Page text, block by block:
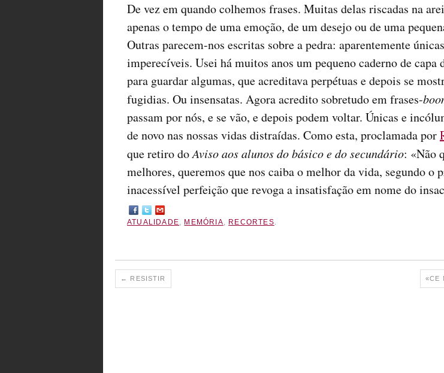
De vez em quando colhemos frases. Muitas delas riscadas na
apenas o tempo de uma emoção, de um desejo ou de uma
Outras parecem-nos escritas sobre a pedra: aparentemente
imperecíveis. Usei há muitos anos um pequeno caderno de capa
para guardar algumas, que acreditava perpétuas e depois se
fugidias. Ou insensatas. Agora acredito sobretudo em frases-
passam por nós, e se vão, e depois podem voltar. Únicas e
de novo nas nossas vidas distraídas. Como esta, proclamada por
que retiro doAviso aos alunos do básico e do secundário: «Não
melhores, queremos que nos caiba o melhor da vida, segundo o
inacessível perfeição que revoga a insatisfação em nome do
ATUALIDADE, MEMÓRIA, RECORTES.
← RESISTIR «CE